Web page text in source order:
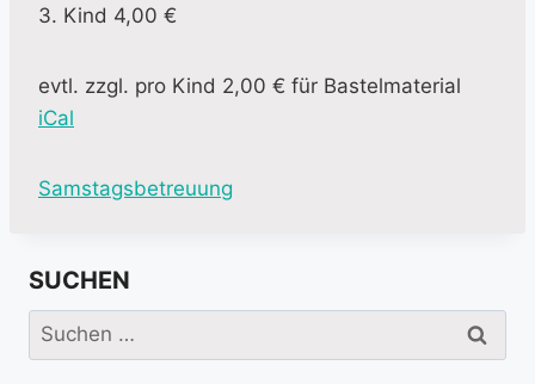
3. Kind 4,00 €
evtl. zzgl. pro Kind 2,00 € für Bastelmaterial
iCal
M
e
i
n
Samstagsbetreuung
SUCHEN
Suchen
nach: